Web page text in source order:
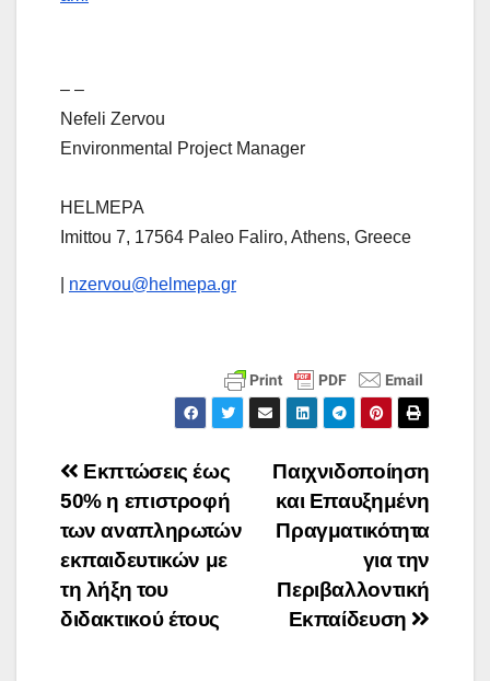
– –
Nefeli Zervou
Environmental Project Manager
HELMEPA
Imittou 7, 17564 Paleo Faliro, Athens, Greece
nzervou@helmepa.gr
Πλοήγηση
άρθρων
Παιχνιδοποίηση
και Επαυξημένη
Πραγματικότητα
για την
Περιβαλλοντική
Εκπαίδευση
Εκπτώσεις έως
50% η επιστροφή
των αναπληρωτών
εκπαιδευτικών με
τη λήξη του
διδακτικού έτους